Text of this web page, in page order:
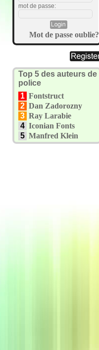
mot de passe:
Mot de passe oublie?
Top 5 des auteurs de
police
1 Fontstruct
2 Dan Zadorozny
3 Ray Larabie
4 Iconian Fonts
5 Manfred Klein